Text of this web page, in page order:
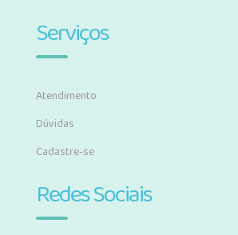
Serviços
Atendimento
Dúvidas
Cadastre-se
Redes Sociais